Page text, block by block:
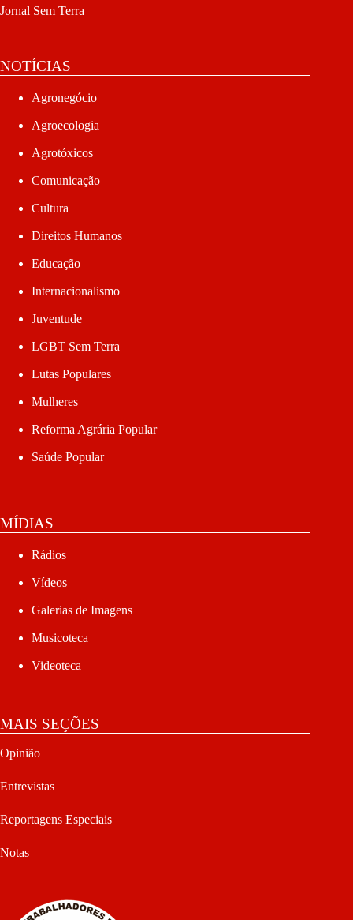
Jornal Sem Terra
NOTÍCIAS
Agronegócio
Agroecologia
Agrotóxicos
Comunicação
Cultura
Direitos Humanos
Educação
Internacionalismo
Juventude
LGBT Sem Terra
Lutas Populares
Mulheres
Reforma Agrária Popular
Saúde Popular
MÍDIAS
Rádios
Vídeos
Galerias de Imagens
Musicoteca
Videoteca
MAIS SEÇÕES
Opinião
Entrevistas
Reportagens Especiais
Notas